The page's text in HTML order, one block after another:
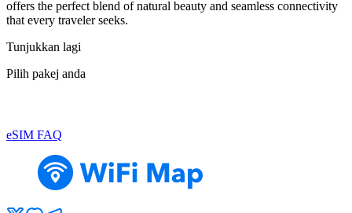
offers the perfect blend of natural beauty and seamless connectivity
that every traveler seeks.
Tunjukkan lagi
Pilih pakej anda
eSIM FAQ